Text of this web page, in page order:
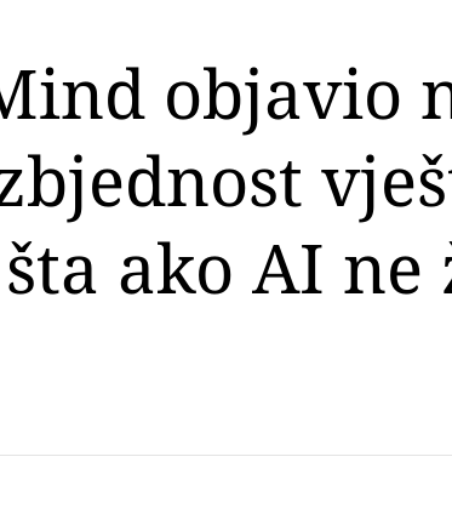
objavio
ako AI ne